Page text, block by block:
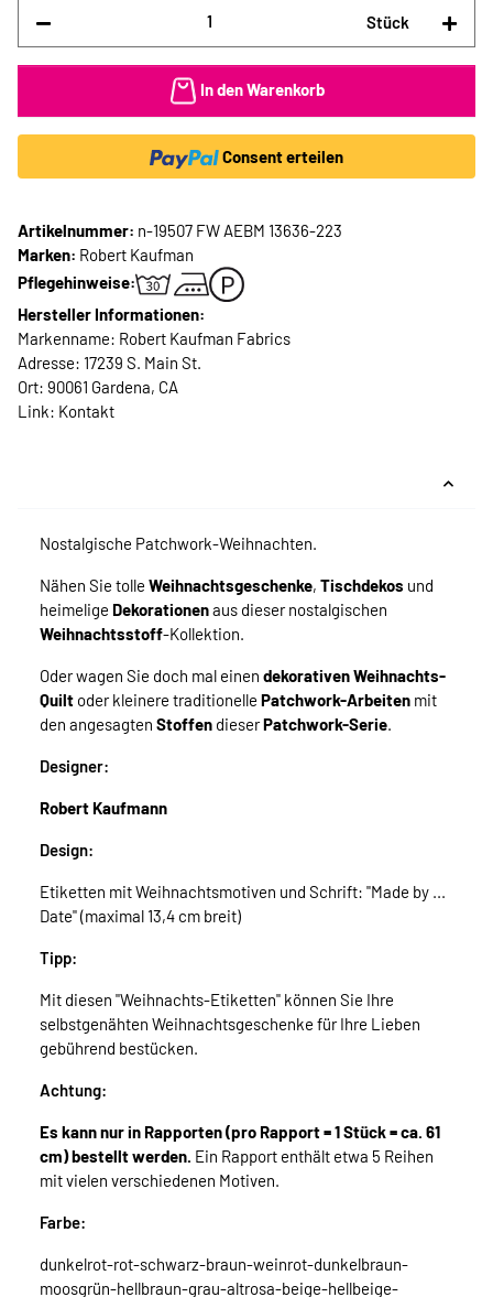
Stück
In den Warenkorb
Consent erteilen
Artikelnummer: n-19507 FW AEBM 13636-223
Marken: Robert Kaufman
Pflegehinweise:
Hersteller Informationen:
Markenname: Robert Kaufman Fabrics
Adresse: 17239 S. Main St.
Ort: 90061 Gardena, CA
Link: Kontakt
Nostalgische Patchwork-Weihnachten.
Nähen Sie tolle Weihnachtsgeschenke, Tischdekos und
heimelige Dekorationenaus dieser nostalgischen
Weihnachtsstoff-Kollektion.
Oder wagen Sie doch mal einen dekorativen Weihnachts-
Quilt oder kleinere traditionelle Patchwork-Arbeiten mit
den angesagten Stoffen dieserPatchwork-Serie.
Designer:
Robert Kaufmann
Design:
Etiketten mit Weihnachtsmotiven und Schrift: "Made by ...
Date" (maximal 13,4 cm breit)
Tipp:
Mit diesen "Weihnachts-Etiketten" können Sie Ihre
selbstgenähten Weihnachtsgeschenke für Ihre Lieben
gebührend bestücken.
Achtung:
Es kann nur in Rapporten (pro Rapport = 1 Stück = ca. 61
cm) bestellt werden. Ein Rapport enthält etwa 5 Reihen
mit vielen verschiedenen Motiven.
Farbe:
dunkelrot-rot-schwarz-braun-weinrot-dunkelbraun-
moosgrün-hellbraun-grau-altrosa-beige-hellbeige-